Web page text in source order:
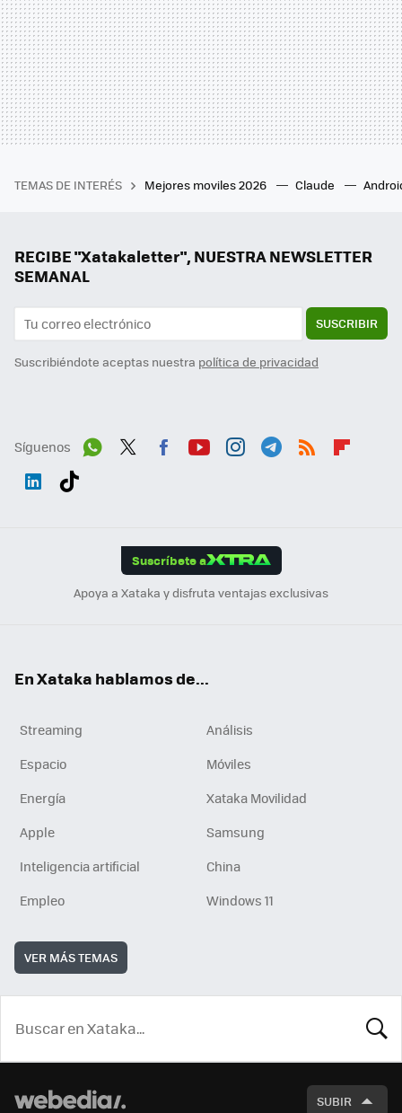
TEMAS DE INTERÉS Mejores moviles 2026 Claude
RECIBE "Xatakaletter", NUESTRA NEWSLETTER
SEMANAL
SUSCRIBIR
Suscribiéndote aceptas nuestra política de privacidad
Síguenos
Suscríbete a
Apoya a Xataka y disfruta ventajas exclusivas
En Xataka hablamos de...
Streaming
Análisis
Espacio
Móviles
Energía
Xataka Movilidad
Apple
Samsung
Inteligencia artificial
China
Empleo
Windows 11
VER MÁS TEMAS
SUBIR